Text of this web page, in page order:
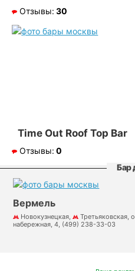
Отзывы: 30
Time Out Roof Top Bar
Отзывы: 0
Бар
Вермель
Новокузнецкая,
Третьяковская,
набережная, 4, (499) 238-33-03